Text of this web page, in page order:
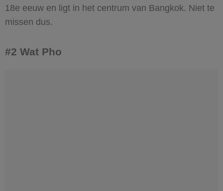
18e eeuw en ligt in het centrum van Bangkok. Niet te
missen dus.
#2 Wat Pho